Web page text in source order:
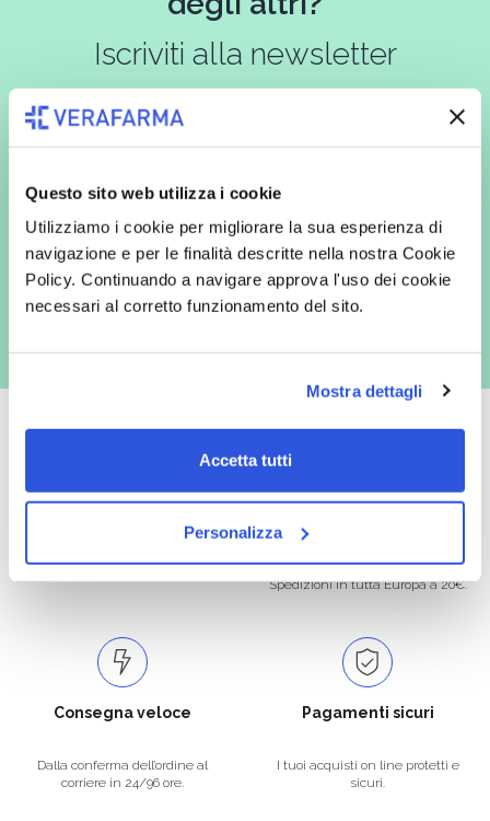
Questo sito web utilizza i cookie
Utilizziamo i cookie per migliorare la sua esperienza di
navigazione e per le finalità descritte nella nostra Cookie
Policy. Continuando a navigare approva l'uso dei cookie
necessari al corretto funzionamento del sito.
Mostra dettagli
Accetta tutti
Personalizza
Iscriviti alla newsletter
redatta ai sensi del Regolamento EU 2016/679, acconsento
espressamente al trattamento dei miei dati personali per finalità
commerciali da parte di Verafarma, tra cui invio di comunicazioni
marketing (con modalità telematiche - quali ad es. newsletter ed e-mail
con inviti e comunicazioni commerciali - e modalità tradizionali, quali ad
es. posta cartacea)
Oltre 50.000 prodotti
per soddisfare tutte le esigenze.
Spedizione gratuita
la spedizione la regaliamo noi.
Spedizioni in tutta Europa a 20€.
Consegna veloce
Dalla conferma dell’ordine al
corriere in 24/96 ore.
Pagamenti sicuri
I tuoi acquisti on line protetti e
sicuri.